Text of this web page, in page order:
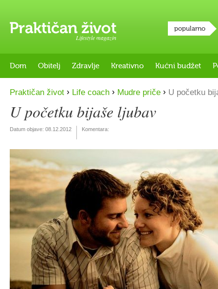
Lifestyle magazin
popularno
Dom Obitelj Zdravlje Kreativno Kućni budžet
Praktičan život › Life coach › Mudre priče › U početku
U početku bijaše ljubav
Datum objave: 08.12.2012 Komentara: